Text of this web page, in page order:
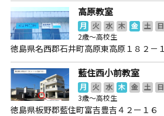
高原教室
月 火 水 木 金 土
日
2歳～高校生
徳島県名西郡石井町高原東高原１８２－１
藍住西小前教室
月 火 水 木 金 土
日
3歳～高校生
徳島県板野郡藍住町富吉豊吉４２ー１６